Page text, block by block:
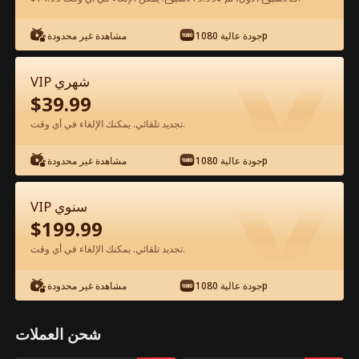
شاهد مجانًا في التطبيق
الحلقة 23 - كيف توقعين ابن الرئيس في
حبك؟ الفيلم كامل
مشاهدة غير محدودة جودة عالية 1080p
VIP شهري
$39.99
تجديد تلقائي. يمكنك الإلغاء في أي وقت.
مشاهدة غير محدودة جودة عالية 1080p
VIP سنوي
$199.99
تجديد تلقائي. يمكنك الإلغاء في أي وقت.
مشاهدة غير محدودة جودة عالية 1080p
شحن العملات